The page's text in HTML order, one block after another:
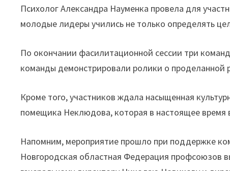
Психолог Александра Науменка провела для
молодые лидеры учились не только определять
По окончании фасилитационной сессии три
команды демонстрировали ролики о проделанной
Кроме того, участников ждала насыщенная
помещика Неклюдова, которая в настоящее время
Напомним, мероприятие прошло при поддержке
Новгородская областная Федерация профсоюзов